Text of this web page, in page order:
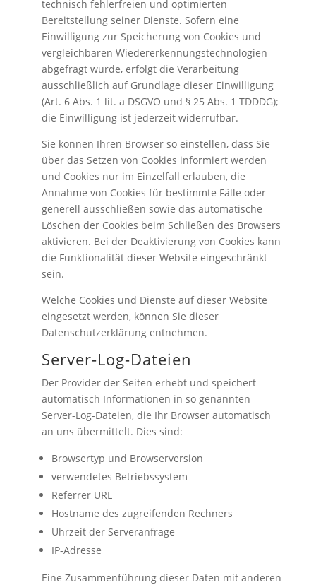
technisch fehlerfreien und optimierten
Bereitstellung seiner Dienste. Sofern eine
Einwilligung zur Speicherung von Cookies und
vergleichbaren Wiedererkennungstechnologien
abgefragt wurde, erfolgt die Verarbeitung
ausschließlich auf Grundlage dieser Einwilligung
(Art. 6 Abs. 1 lit. a DSGVO und § 25 Abs. 1 TDDDG);
die Einwilligung ist jederzeit widerrufbar.
Sie können Ihren Browser so einstellen, dass Sie
über das Setzen von Cookies informiert werden
und Cookies nur im Einzelfall erlauben, die
Annahme von Cookies für bestimmte Fälle oder
generell ausschließen sowie das automatische
Löschen der Cookies beim Schließen des Browsers
aktivieren. Bei der Deaktivierung von Cookies kann
die Funktionalität dieser Website eingeschränkt
sein.
Welche Cookies und Dienste auf dieser Website
eingesetzt werden, können Sie dieser
Datenschutzerklärung entnehmen.
Server-Log-Dateien
Der Provider der Seiten erhebt und speichert
automatisch Informationen in so genannten
Server-Log-Dateien, die Ihr Browser automatisch
an uns übermittelt. Dies sind:
Browsertyp und Browserversion
verwendetes Betriebssystem
Referrer URL
Hostname des zugreifenden Rechners
Uhrzeit der Serveranfrage
IP-Adresse
Eine Zusammenführung dieser Daten mit anderen